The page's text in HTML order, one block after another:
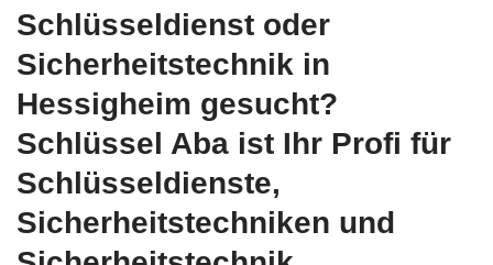
Schlüsseldienst oder
Sicherheitstechnik in
Hessigheim gesucht?
Schlüssel Aba ist Ihr Profi für
Schlüsseldienste,
Sicherheitstechniken und